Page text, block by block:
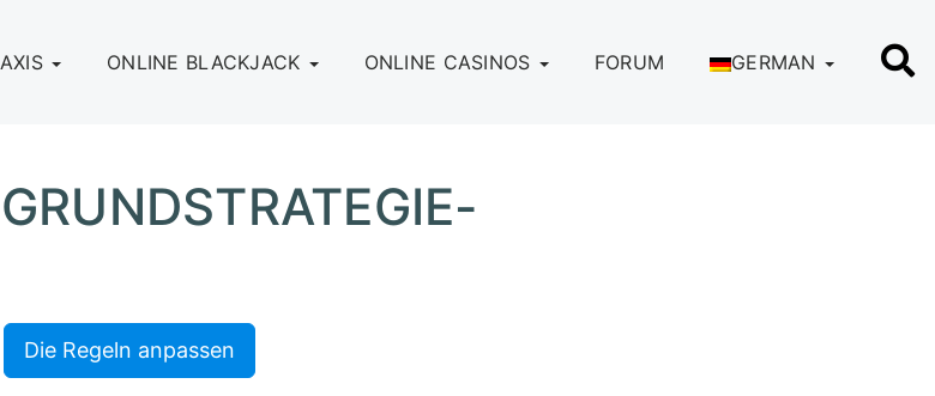
ONLINE BLACKJACK ONLINE CASINOS FORUM GERMAN
Die Regeln anpassen